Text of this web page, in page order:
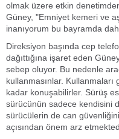
olmak üzere etkin
Güney, "Emniyet kemeri ve
inanıyorum bu bayramda
Direksiyon başında cep
dağıttığına işaret eden
sebep oluyor. Bu nedenle
kullanmasınlar.
kadar konuşabilirler. Sürüş
sürücünün sadece kendisini
sürücülerin de can
açısından önem arz